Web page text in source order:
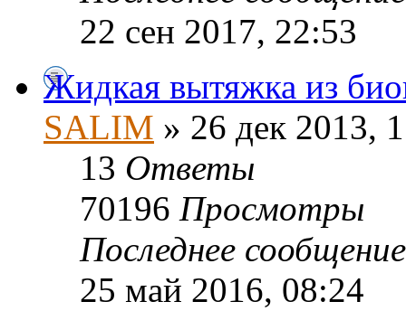
22 сен 2017, 22:53
Жидкая вытяжка из
SALIM » 26 дек 2013,
13 Ответы
70196 Просмотры
Последнее
25 май 2016, 08:24